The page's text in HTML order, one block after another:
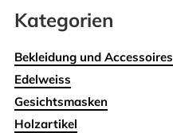
Kategorien
Bekleidung und Accessoires
Edelweiss
Gesichtsmasken
Holzartikel